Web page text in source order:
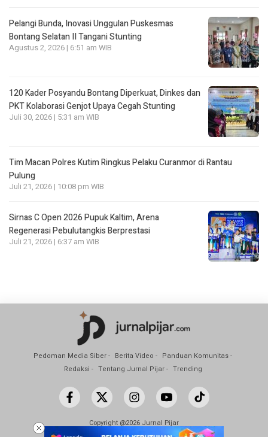
Pelangi Bunda, Inovasi Unggulan Puskesmas
Bontang Selatan II Tangani Stunting
Agustus 2, 2026 | 6:51 am WIB
120 Kader Posyandu Bontang Diperkuat, Dinkes dan
PKT Kolaborasi Genjot Upaya Cegah Stunting
Juli 30, 2026 | 5:31 am WIB
Tim Macan Polres Kutim Ringkus Pelaku Curanmor di Rantau
Pulung
Juli 21, 2026 | 10:08 pm WIB
Sirnas C Open 2026 Pupuk Kaltim, Arena
Regenerasi Pebulutangkis Berprestasi
Juli 21, 2026 | 6:37 am WIB
Pedoman Media Siber Berita Video
Panduan Komunitas
Redaksi
Tentang Jurnal Pijar Trending
Copyright @2026 Jurnal Pijar
All Rights Reserved